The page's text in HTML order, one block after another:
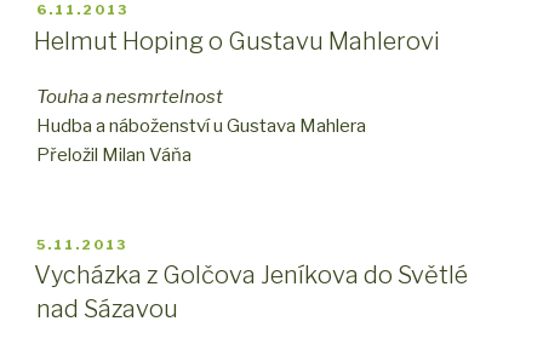
PUBLIKOVÁNO
6.11.2013
Helmut Hoping o Gustavu Mahlerovi
Touha a nesmrtelnost
Hudba a náboženství u Gustava Mahlera
Přeložil Milan Váňa
PUBLIKOVÁNO
5.11.2013
Vycházka z Golčova Jeníkova do Světlé
nad Sázavou